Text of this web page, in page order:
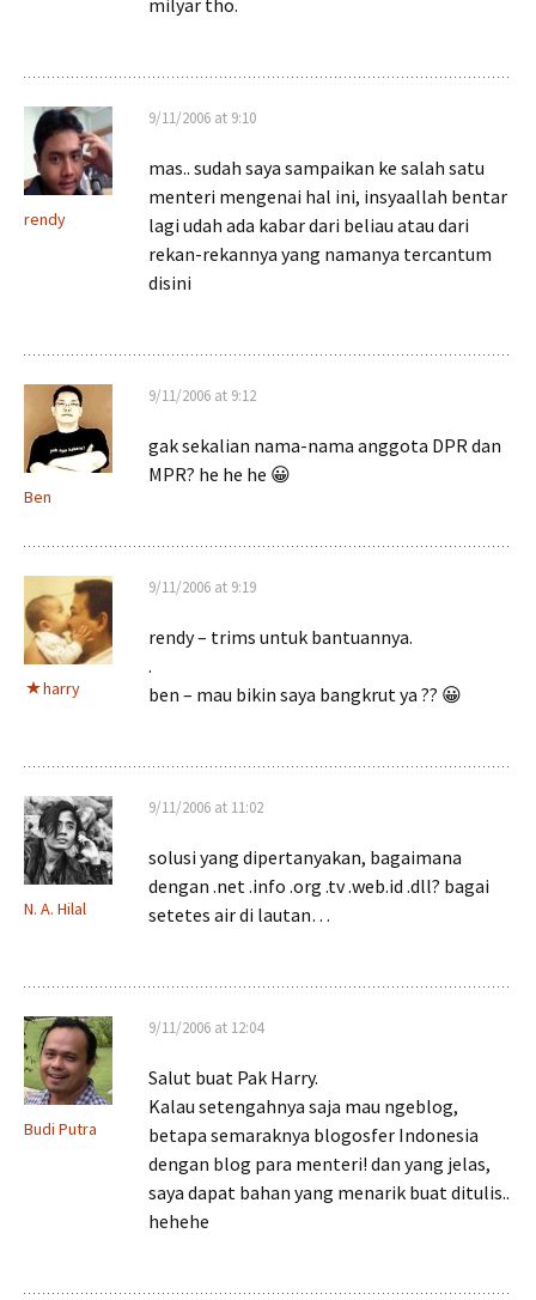
milyar tho.
rendy
9/11/2006 at 9:10
mas.. sudah saya sampaikan ke salah satu
menteri mengenai hal ini, insyaallah bentar
lagi udah ada kabar dari beliau atau dari
rekan-rekannya yang namanya tercantum
disini
Ben
9/11/2006 at 9:12
gak sekalian nama-nama anggota DPR dan
MPR? he he he 😀
harry
9/11/2006 at 9:19
rendy – trims untuk bantuannya.
.
ben – mau bikin saya bangkrut ya ?? 😀
N. A. Hilal
9/11/2006 at 11:02
solusi yang dipertanyakan, bagaimana
dengan .net .info .org .tv .web.id .dll? bagai
setetes air di lautan…
Budi Putra
9/11/2006 at 12:04
Salut buat Pak Harry.
Kalau setengahnya saja mau ngeblog,
betapa semaraknya blogosfer Indonesia
dengan blog para menteri! dan yang jelas,
saya dapat bahan yang menarik buat ditulis..
hehehe